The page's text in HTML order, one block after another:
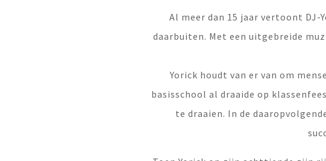
Al meer dan 15 jaar vertoont DJ-
daarbuiten. Met een uitgebreide
Yorick houdt van er van om
basisschool al draaide op
te draaien. In de